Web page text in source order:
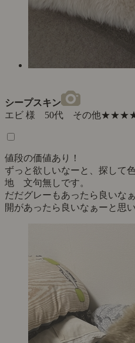
シープスキン
エビ 様 50代 その他
値段の価値あり！
ずっと欲しいなーと、探して
地 文句無しです。
だだグレーもあったら良いな
開があったら良いなぁーと思